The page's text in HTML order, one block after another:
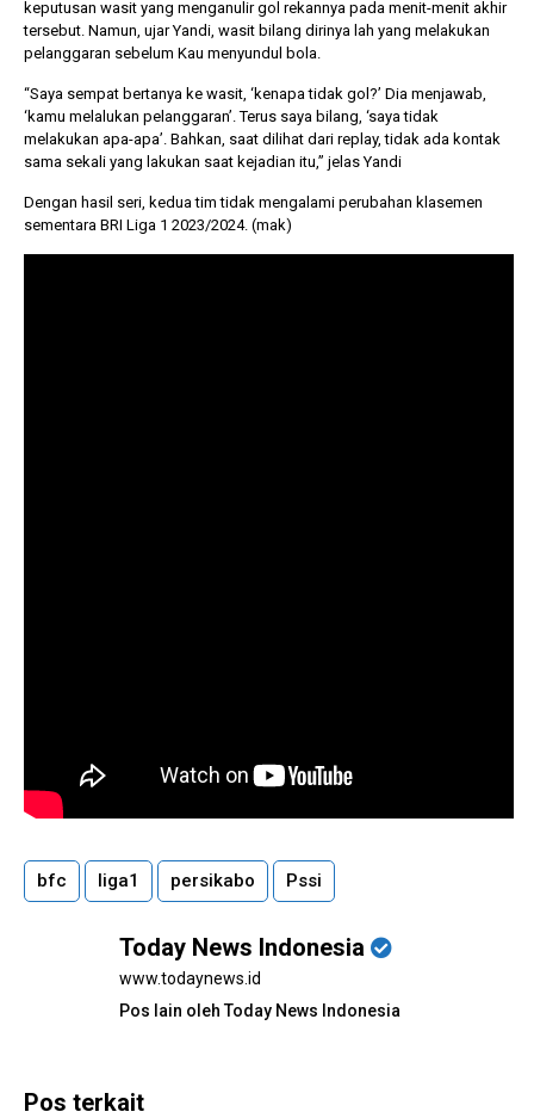
keputusan wasit yang menganulir gol rekannya pada menit-menit akhir
tersebut. Namun, ujar Yandi, wasit bilang dirinya lah yang melakukan
pelanggaran sebelum Kau menyundul bola.
“Saya sempat bertanya ke wasit, ‘kenapa tidak gol?’ Dia menjawab,
‘kamu melalukan pelanggaran’. Terus saya bilang, ‘saya tidak
melakukan apa-apa’. Bahkan, saat dilihat dari replay, tidak ada kontak
sama sekali yang lakukan saat kejadian itu,” jelas Yandi
Dengan hasil seri, kedua tim tidak mengalami perubahan klasemen
sementara BRI Liga 1 2023/2024. (mak)
bfc liga1 persikabo Pssi
Today News Indonesia
www.todaynews.id
Pos lain oleh Today News Indonesia
Pos terkait